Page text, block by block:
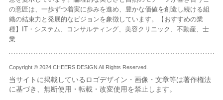
の意匠は、一歩ずつ着実に歩みを進め、豊かな価値を創造し続ける組
織の結束力と発展的なビジョンを象徴しています。【おすすめの業
種】IT・システム、コンサルティング、美容クリニック、不動産、士
業
Copyright © 2024 CHEERS DESIGN All Rights Reserved.
当サイトに掲載しているロゴデザイン・画像・文章等は著作権法
に基づき、無断使用・転載・改変使用を禁止します。